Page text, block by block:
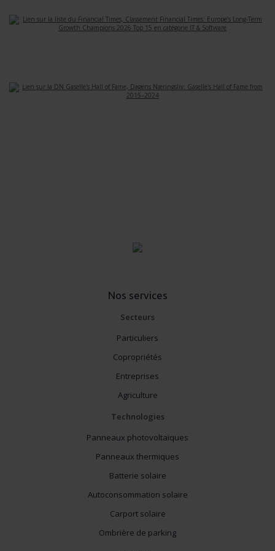
Nos services
Secteurs
Particuliers
Copropriétés
Entreprises
Agriculture
Technologies
Panneaux photovoltaïques
Panneaux thermiques
Batterie solaire
Autoconsommation solaire
Carport solaire
Ombrière de parking